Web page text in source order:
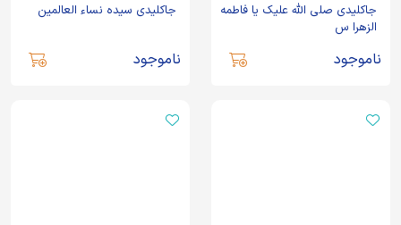
جاکلیدی صلی الله علیک یا فاطمه
الزهرا س
ناموجود
جاکلیدی سیده نساء العالمین
ناموجود